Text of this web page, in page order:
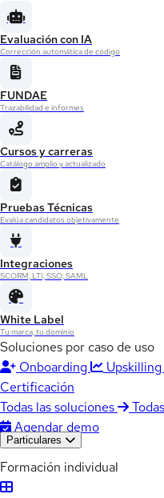
Evaluación con IA
Corrección automática de código
FUNDAE
Trazabilidad e informes
Cursos y carreras
Catálogo amplio y actualizado
Pruebas Técnicas
Evalúa candidatos objetivamente
Integraciones
SCORM, LTI, SSO, SAML
White Label
Tu marca, tu dominio
Soluciones por caso de uso
Onboarding
Upskilling
Certificación
Todas las soluciones
Agendar demo
Particulares
Formación individual